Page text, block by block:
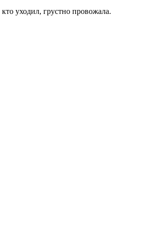
уходил, грустно провожала.